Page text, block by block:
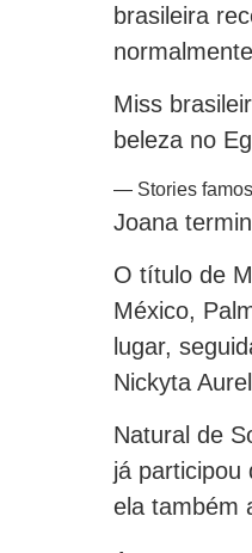
brasileira
Miss
beleza no
— Stories
Joana
O título de
México,
lugar,
Nickyta
Natural de
já participou
ela também